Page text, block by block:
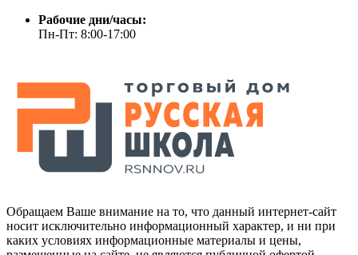
Рабочие дни/часы:
Пн-Пт: 8:00-17:00
Обращаем Ваше внимание на то, что данный интернет-сайт
носит исключительно информационный характер, и ни при
каких условиях информационные материалы и цены,